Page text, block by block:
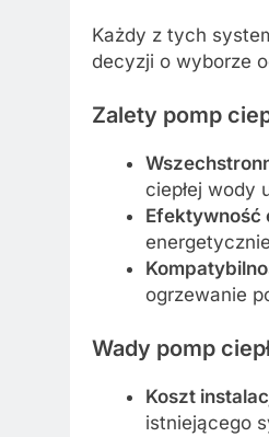
Każdy z tych
decyzji o wyborze
Zalety pomp
ciepłej wody
Efektywność
ogrzewanie
Wady pomp
Koszt
istniejącego